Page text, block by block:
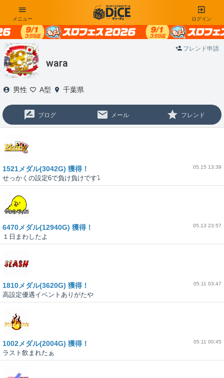
ログイン
メニュー
フレンド申請
wara
男性 A型 千葉県
ブログ メール フレンド
05.15 13:39
1521メダル(3042G) 獲得！
せっかくの設定6で負け負けです⤵️
05.13 23:57
6470メダル(12940G) 獲得！
１日まわしたよ
05.11 03:47
1810メダル(3620G) 獲得！
高設定優遇イベントありがたや
05.11 00:45
1002メダル(2004G) 獲得！
ラスト飲まれたぁ